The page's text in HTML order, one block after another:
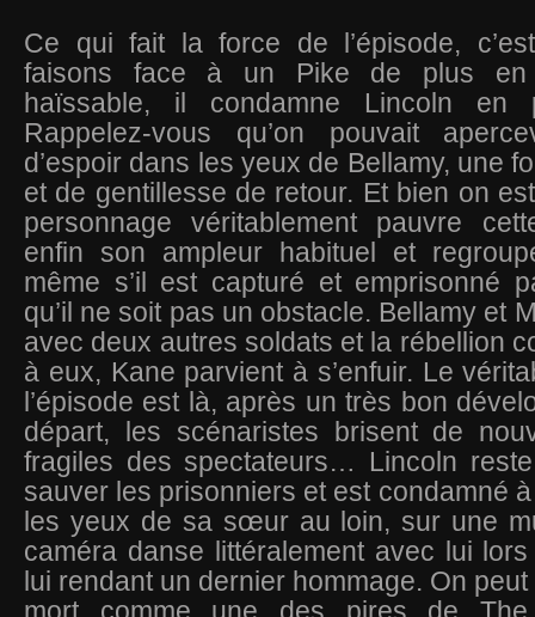
Ce qui fait la force de l’épisode,
faisons face à un Pike de plus en
haïssable, il condamne Lincoln en
Rappelez-vous qu’on pouvait
d’espoir dans les yeux de Bellamy, une
et de gentillesse de retour. Et bien on
personnage véritablement pauvre
enfin son ampleur habituel et
même s’il est capturé et emprisonné
qu’il ne soit pas un obstacle. Bellamy et
avec deux autres soldats et la rébellion
à eux, Kane parvient à s’enfuir. Le
l’épisode est là, après un très bon
départ, les scénaristes brisent de
fragiles des spectateurs… Lincoln
sauver les prisonniers et est condamné
les yeux de sa sœur au loin, sur une
caméra danse littéralement avec lui
lui rendant un dernier hommage. On